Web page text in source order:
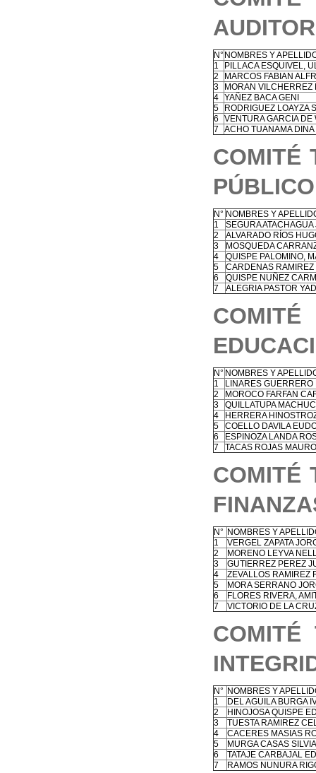
N° NOMBRES Y
1
PILLACA ESQUIVEL,
2
MARCOS FABIAN
3
MORAN VILCHERREZ
4 YAÑEZ BACA GENI
5
RODRIGUEZ LOAYZA
6
VENTURA GARCIA DE
7
ACHO TUANAMA
COMITÉ
N° NOMBRES Y
1
SEGURA
2
ALVARADO RÍOS
3
MOSQUEDA
4
QUISPE PALOMINO,
5
CARDENAS
6
QUISPE NUÑEZ
7
ALEGRIA PASTOR
N° NOMBRES Y
1
LINARES GUERRERO
2
MOROCO FARFAN
3
QUILLATUPA
4
HERRERA
5
COELLO DAVILA
6
ESPINOZA LANDA
7
TACAS ROJAS MAURO
COMITÉ
N° NOMBRES Y
1
VERGEL ZAPATA
2
MORENO LEYVA
3
GUTIERREZ PEREZ
4
ZEVALLOS RAMIREZ
5
MORA SERRANO
6
FLORES RIVERA,
7
VICTORIO DE LA
COMITÉ
N° NOMBRES Y
1
DEL AGUILA BURGA
2
HINOJOSA QUISPE
3
TUESTA RAMIREZ
4
CACERES MASIAS
5
MURGA CASAS
6
TATAJE CARBAJAL
7
RAMOS NUNURA